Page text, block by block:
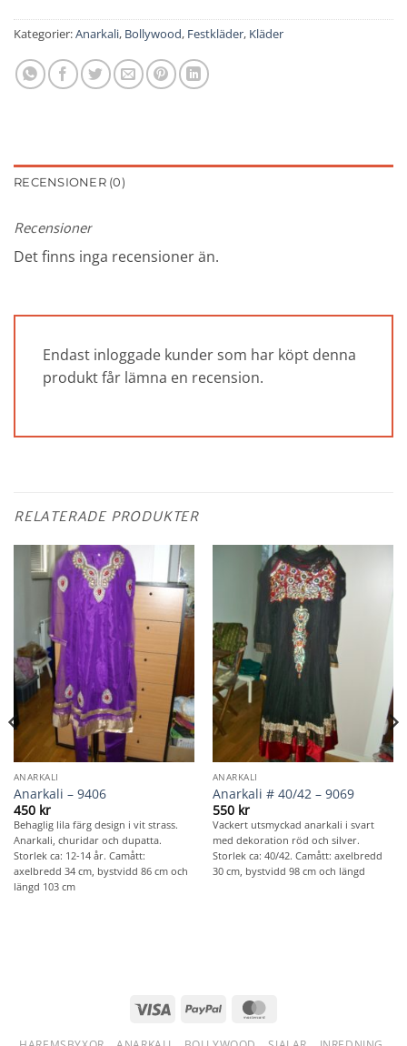
Kategorier:Anarkali, Bollywood, Festkläder, Kläder
RECENSIONER (0)
Recensioner
Det finns inga recensioner än.
Endast inloggade kunder som har köpt denna
produkt får lämna en recension.
RELATERADE PRODUKTER
ANARKALI
Anarkali – 9406
450 kr
Behaglig lila färg design i vit strass.
Anarkali, churidar och dupatta.
Storlek ca: 12-14 år. Camått:
axelbredd 34 cm, bystvidd 86 cm och
längd 103 cm
ANARKALI
Anarkali # 40/42 – 9069
550 kr
Vackert utsmyckad anarkali i svart
med dekoration röd och silver.
Storlek ca: 40/42. Camått: axelbredd
30 cm, bystvidd 98 cm och längd
Visa PayPal